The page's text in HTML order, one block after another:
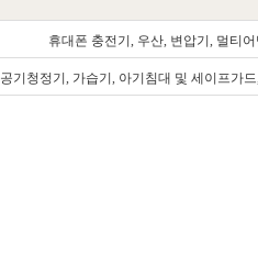
휴대폰 충전기, 우산, 변압기, 멀티어
공기청정기, 가습기, 아기침대 및 세이프가드,